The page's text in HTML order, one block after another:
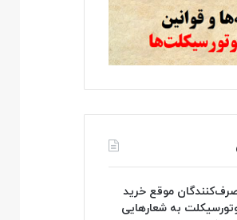
موقع خرید
به شعارهایی